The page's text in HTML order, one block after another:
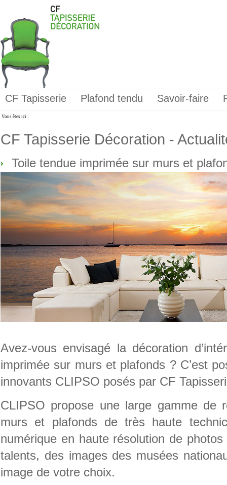
CF Tapisserie Plafond tendu Savoir-faire
Vous êtes ici :
CF Tapisserie Décoration -
Toile tendue imprimée sur murs et
Avez-vous envisagé la décoration
imprimée sur murs et plafonds ? C’est
innovants CLIPSO posés par CF
CLIPSO propose une large gamme de
murs et plafonds de très haute
numérique en haute résolution de
talents, des images des musées
image de votre choix.